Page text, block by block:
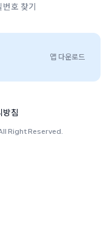
번호 찾기
앱 다운로드
방침
Right Reserved.